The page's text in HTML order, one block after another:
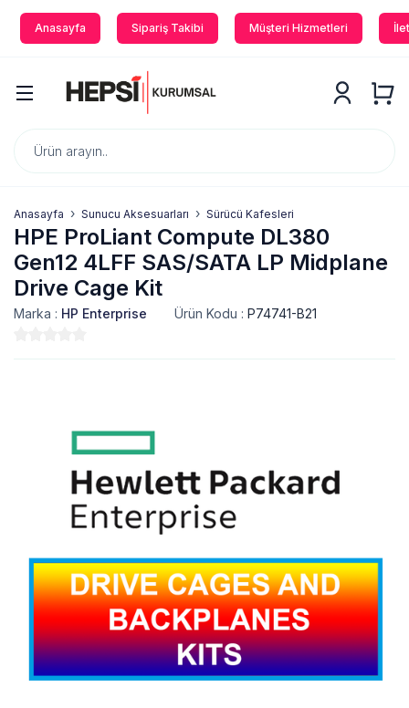
Anasayfa Sipariş Takibi Müşteri Hizmetleri
Anasayfa Sunucu Aksesuarları Sürücü Kafesleri
HPE ProLiant Compute DL380
Gen12 4LFF SAS/SATA LP Midplane
Drive Cage Kit
Marka : HP Enterprise Ürün Kodu : P74741-B21